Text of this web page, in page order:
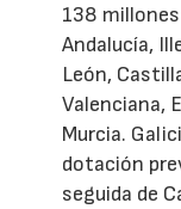
138
Andalucía,
León,
Valenciana,
Murcia.
dotación
seguida de